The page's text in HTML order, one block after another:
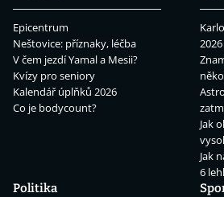
Epicentrum
Neštovice: příznaky, léčba
V čem jezdí Yamal a Mesii?
Kvízy pro seniory
Kalendář úplňků 2026
Co je bodycount?
2026
Jak
Jak
6
Politika